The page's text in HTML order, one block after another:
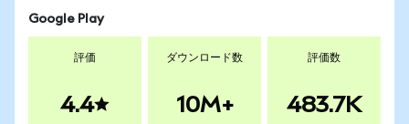
Google Play
評価
4.4
ダウンロード数
10M+
評価数
483.7K